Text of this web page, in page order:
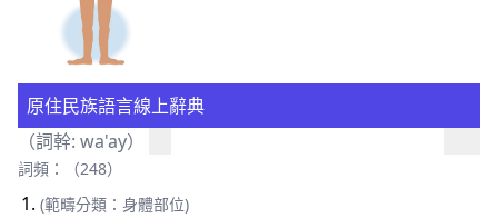
原住民族語言線上辭典
（詞幹: wa'ay）
詞頻：（248）
(範疇分類：身體部位)